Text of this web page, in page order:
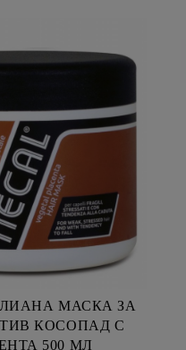
МАСКА ЗА
КОСОПАД С
500 МЛ